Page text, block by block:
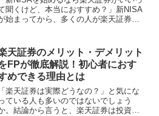
聞くけど、本当におすすめ？」新NISA
始まってから、多くの人が楽天証券で
貯まる・使えることや、初心者でも使
やすいことにあ...
天証券のメリット・デメリット
FPが徹底解説！初心者におす
めできる理由とは
「楽天証券は実際どうなの？」と気にな
ている人も多いのではないでしょう
。結論から言うと、楽天証券は投資初